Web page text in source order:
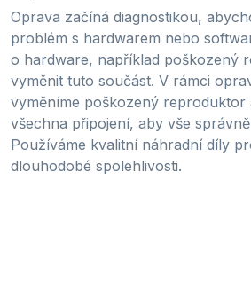
Oprava začíná diagnostikou,
problém s hardwarem nebo
o hardware, například poškozený
vyměnit tuto součást. V rámci
vyměníme poškozený reproduktor
všechna připojení, aby vše
Používáme kvalitní náhradní díly
dlouhodobé spolehlivosti.